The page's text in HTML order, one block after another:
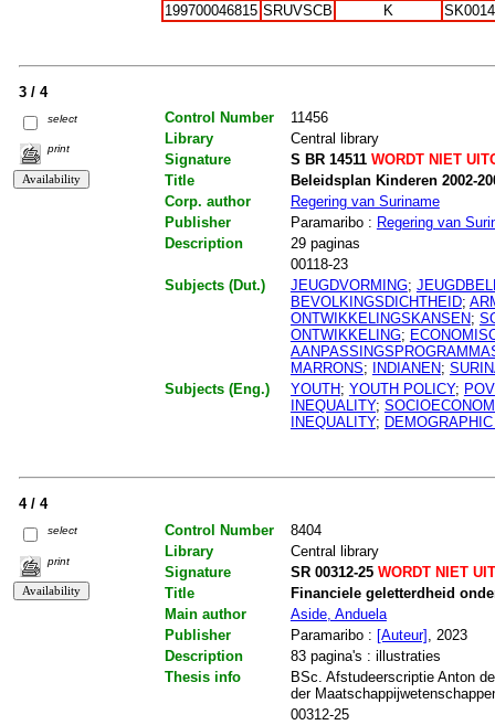
199700046815 SRUVSCB K
3 / 4
select
print
Control Number
11456
Library
Central library
Signature
S BR 14511WORDT NIET
Title
Beleidsplan Kinderen 2002-
Corp. author
Regering van Suriname
Publisher
Paramaribo : Regering van
Description
29 paginas
00118-23
Subjects (Dut.)
JEUGDVORMING;
BEVOLKINGSDICHTHEID;
ONTWIKKELINGSKANSEN;
ONTWIKKELING;
MARRONS; INDIANEN;
Subjects (Eng.)
YOUTH; YOUTH POLICY;
INEQUALITY;
INEQUALITY;
4 / 4
select
print
Control Number
8404
Library
Central library
Signature
SR 00312-25WORDT NIET
Title
Financiele geletterdheid
Main author
Aside, Anduela
Publisher
Paramaribo : [Auteur] , 2023
Description
83 pagina's : illustraties
Thesis info
BSc. Afstudeerscriptie Anton
der
00312-25